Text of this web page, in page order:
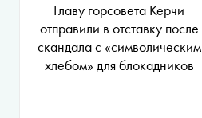
Главу горсовета Керчи
отправили в отставку после
скандала с «символическим
хлебом» для блокадников